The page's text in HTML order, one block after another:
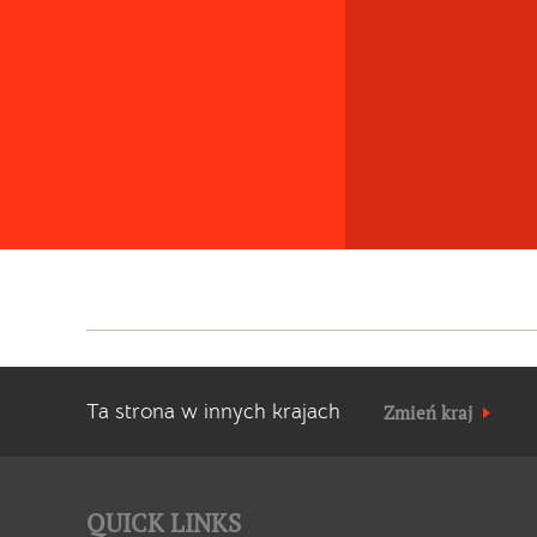
Ta strona w innych krajach Zmień kraj
QUICK LINKS